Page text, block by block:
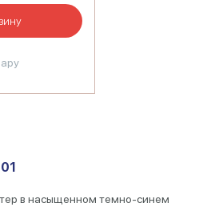
в насыщенном темно-синем